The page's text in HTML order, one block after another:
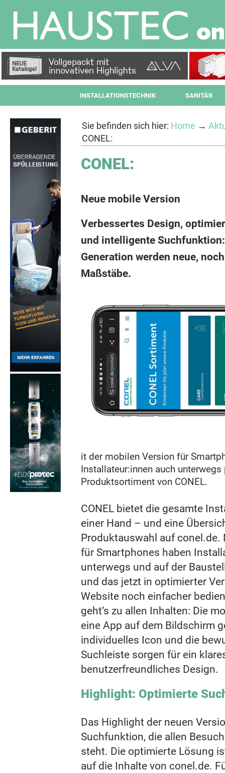
INSTALLATIONSTECHNIK SANITÄR
Sie befinden sich hier: Home →
CONEL:
CONEL:
Neue mobile Version
Verbessertes Design,
und intelligente
Generation werden neue,
Maßstäbe.
it der mobilen Version für
Installateur:innen auch
Produktsortiment von CONEL.
CONEL bietet die gesamte
einer Hand – und eine
Produktauswahl auf conel.de.
für Smartphones haben
unterwegs und auf der
und das jetzt in optimierter
Website noch einfacher
geht‘s zu allen Inhalten: Die
eine App auf dem Bildschirm
individuelles Icon und die
Suchleiste sorgen für ein
benutzerfreundliches Design.
Highlight: Optimierte
Das Highlight der neuen
Suchfunktion, die allen
steht. Die optimierte Lösung
auf die Inhalte von conel.de.